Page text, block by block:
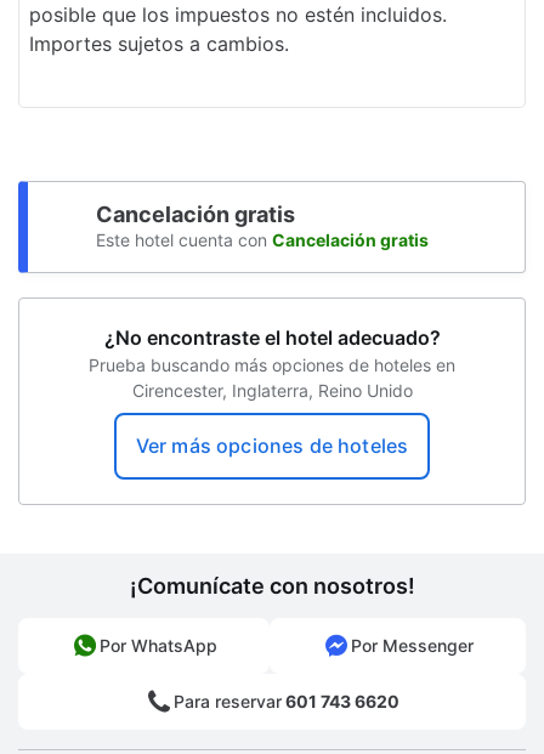
posible que los impuestos no estén incluidos.
Importes sujetos a cambios.
Cancelación gratis
Este hotel cuenta con Cancelación gratis
¿No encontraste el hotel adecuado?
Prueba buscando más opciones de hoteles en
Cirencester, Inglaterra, Reino Unido
Ver más opciones de hoteles
¡Comunícate con nosotros!
Por WhatsApp Por Messenger
Para reservar601 743 6620